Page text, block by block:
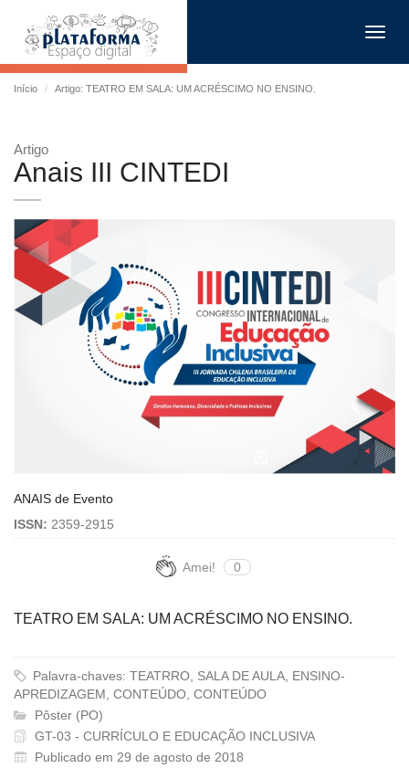
Início Artigo: TEATRO EM SALA: UM ACRÉSCIMO NO ENSINO.
Artigo
Anais III CINTEDI
ANAIS de Evento
ISSN: 2359-2915
Amei! 0
TEATRO EM SALA: UM ACRÉSCIMO NO ENSINO.
Palavra-chaves: TEATRRO, SALA DE AULA, ENSINO-
APREDIZAGEM, CONTEÚDO, CONTEÚDO
Pôster (PO)
GT-03 - CURRÍCULO E EDUCAÇÃO INCLUSIVA
Publicado em 29 de agosto de 2018